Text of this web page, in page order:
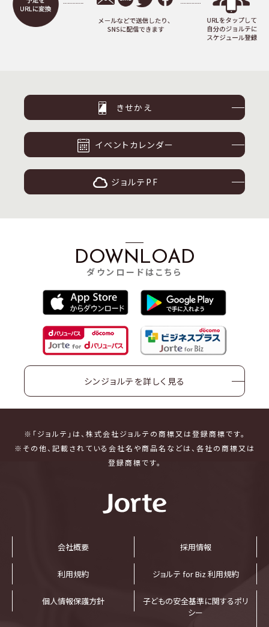
きせかえ
イベントカレンダー
ジョルテPF
DOWNLOAD
ダウンロードはこちら
シンジョルテを詳しく見る
※「ジョルテ」は、株式会社ジョルテの商標又は登録商標です。
※その他、記載されている会社名や商品名などは、各社の商標又は
登録商標です。
会社概要 採⽤情報
利⽤規約 ジョルテ for Biz 利⽤規約
個⼈情報保護⽅針
子どもの安全基準に関するポリ
シー